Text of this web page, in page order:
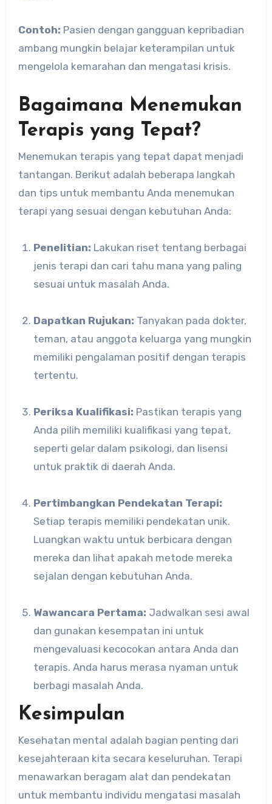
Contoh: Pasien dengan gangguan kepribadian
ambang mungkin belajar keterampilan untuk
mengelola kemarahan dan mengatasi krisis.
Bagaimana Menemukan
Terapis yang Tepat?
Menemukan terapis yang tepat dapat menjadi
tantangan. Berikut adalah beberapa langkah
dan tips untuk membantu Anda menemukan
terapi yang sesuai dengan kebutuhan Anda:
Penelitian: Lakukan riset tentang berbagai
jenis terapi dan cari tahu mana yang paling
sesuai untuk masalah Anda.
Dapatkan Rujukan: Tanyakan pada dokter,
teman, atau anggota keluarga yang mungkin
memiliki pengalaman positif dengan terapis
tertentu.
Periksa Kualifikasi: Pastikan terapis yang
Anda pilih memiliki kualifikasi yang tepat,
seperti gelar dalam psikologi, dan lisensi
untuk praktik di daerah Anda.
Pertimbangkan Pendekatan Terapi:
Setiap terapis memiliki pendekatan unik.
Luangkan waktu untuk berbicara dengan
mereka dan lihat apakah metode mereka
sejalan dengan kebutuhan Anda.
Wawancara Pertama: Jadwalkan sesi awal
dan gunakan kesempatan ini untuk
mengevaluasi kecocokan antara Anda dan
terapis. Anda harus merasa nyaman untuk
berbagi masalah Anda.
Kesimpulan
Kesehatan mental adalah bagian penting dari
kesejahteraan kita secara keseluruhan. Terapi
menawarkan beragam alat dan pendekatan
untuk membantu individu mengatasi masalah